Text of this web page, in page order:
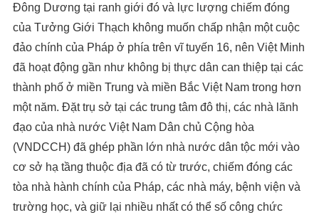
Đông Dương tại ranh giới đó và lực lượng chiếm đóng
của Tưởng Giới Thạch không muốn chấp nhận một cuộc
đảo chính của Pháp ở phía trên vĩ tuyến 16, nên Việt Minh
đã hoạt động gần như không bị thực dân can thiệp tại các
thành phố ở miền Trung và miền Bắc Việt Nam trong hơn
một năm. Đặt trụ sở tại các trung tâm đô thị, các nhà lãnh
đạo của nhà nước Việt Nam Dân chủ Cộng hòa
(VNDCCH) đã ghép phần lớn nhà nước dân tộc mới vào
cơ sở hạ tầng thuộc địa đã có từ trước, chiếm đóng các
tòa nhà hành chính của Pháp, các nhà máy, bệnh viện và
trường học, và giữ lại nhiều nhất có thể số công chức